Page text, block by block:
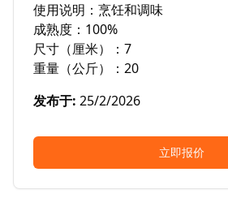
使用说明：烹饪和调味
成熟度：100%
尺寸（厘米）：7
重量（公斤）：20
发布于: 25/2/2026
立即报价